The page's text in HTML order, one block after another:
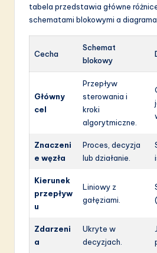
tabela przedstawia główne
schematami blokowymi a
Cecha
Schemat
blokowy
Główny
cel
Przepływ
sterowania i
kroki
algorytmiczne.
Znaczeni
e węzła
Proces, decyzja
lub działanie.
Kierunek
przepływ
u
Liniowy z
gałęziami.
Zdarzeni
a
Ukryte w
decyzjach.